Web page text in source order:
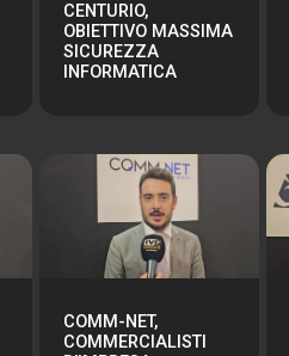
CENTURIO,
OBIETTIVO MASSIMA
SICUREZZA
INFORMATICA
COMM-NET,
COMMERCIALISTI